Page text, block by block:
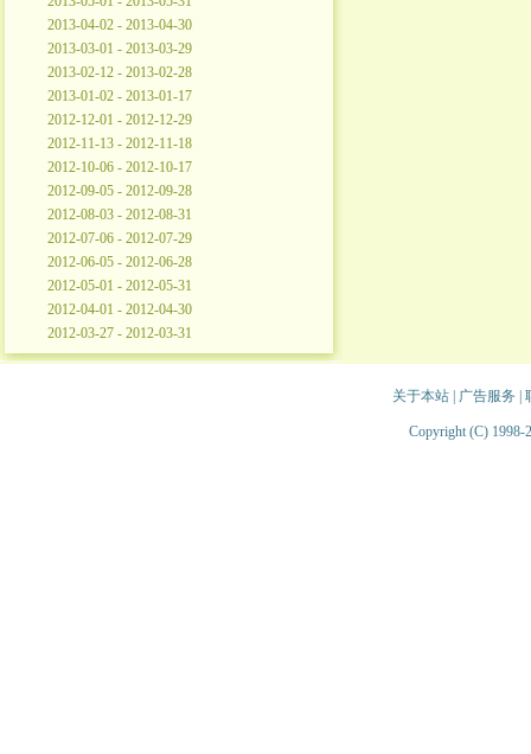
2013-04-02 - 2013-04-30
2013-03-01 - 2013-03-29
2013-02-12 - 2013-02-28
2013-01-02 - 2013-01-17
2012-12-01 - 2012-12-29
2012-11-13 - 2012-11-18
2012-10-06 - 2012-10-17
2012-09-05 - 2012-09-28
2012-08-03 - 2012-08-31
2012-07-06 - 2012-07-29
2012-06-05 - 2012-06-28
2012-05-01 - 2012-05-31
2012-04-01 - 2012-04-30
2012-03-27 - 2012-03-31
关于本站| 广告服务
Copyright (C) 1998-